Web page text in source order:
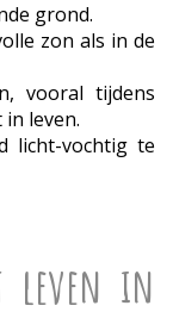
grond.
zon als in de
vooral tijdens
leven.
licht-vochtig te
leven in